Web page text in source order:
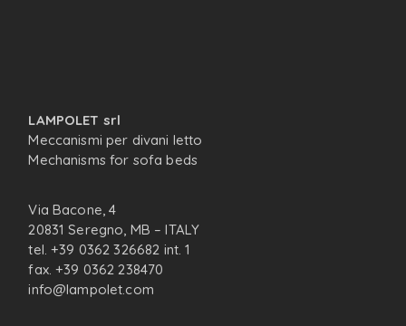
LAMPOLET srl
Meccanismi per divani letto
Mechanisms for sofa beds
Via Bacone, 4
20831 Seregno, MB – ITALY
tel. +39 0362 326682 int. 1
fax. +39 0362 238470
info@lampolet.com